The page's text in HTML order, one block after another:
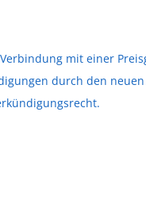
mit einer
durch den